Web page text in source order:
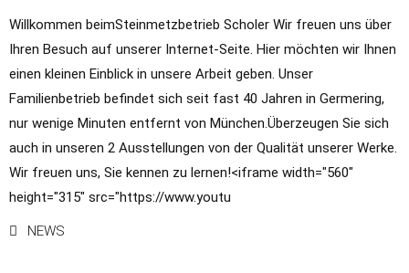
Willkommen beimSteinmetzbetrieb Scholer Wir freuen uns über
Ihren Besuch auf unserer Internet-Seite. Hier möchten wir Ihnen
einen kleinen Einblick in unsere Arbeit geben. Unser
Familienbetrieb befindet sich seit fast 40 Jahren in Germering,
nur wenige Minuten entfernt von München.Überzeugen Sie sich
auch in unseren 2 Ausstellungen von der Qualität unserer Werke.
Wir freuen uns, Sie kennen zu lernen!<iframe width="560"
height="315" src="https://www.youtu
NEWS